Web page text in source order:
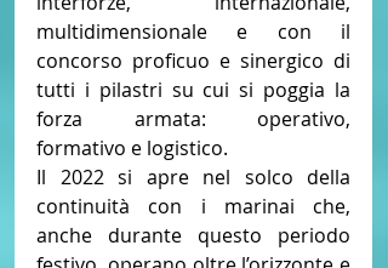
multidimensionale e con il
concorso proficuo e sinergico di
tutti i pilastri su cui si poggia la
forza armata: operativo,
formativo e logistico.
Il 2022 si apre nel solco della
continuità con i marinai che,
anche durante questo periodo